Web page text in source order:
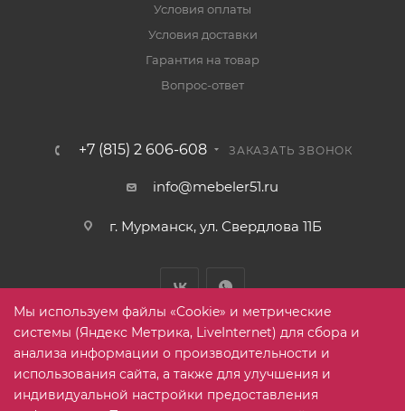
Условия оплаты
Условия доставки
Гарантия на товар
Вопрос-ответ
+7 (815) 2 606-608 ЗАКАЗАТЬ ЗВОНОК
info@mebeler51.ru
г. Мурманск, ул. Свердлова 11Б
2005-2026 © mebelier51.ru - модный интернет-магазин не
Мы используем файлы «Cookie» и метрические
системы (Яндекс Метрика, LiveInternet) для сбора и
анализа информации о производительности и
использования сайта, а также для улучшения и
индивидуальной настройки предоставления